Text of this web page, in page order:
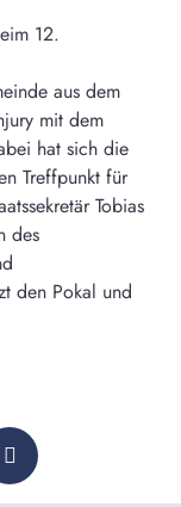
12.
aus dem
mit dem
hat sich die
Treffpunkt für
Tobias
des
den Pokal und